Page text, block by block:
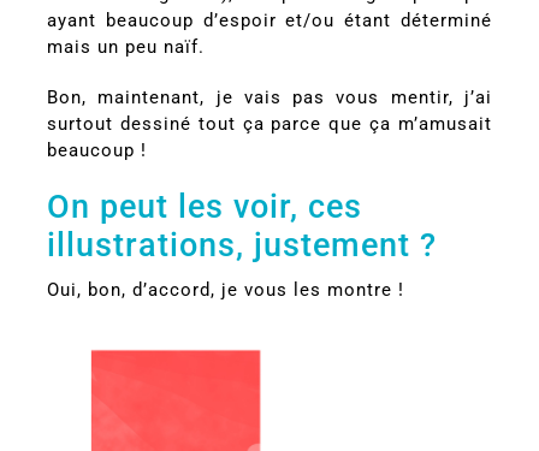
ayant beaucoup d’espoir et/ou étant déterminé
mais un peu naïf.
Bon, maintenant, je vais pas vous mentir, j’ai
surtout dessiné tout ça parce que ça m’amusait
beaucoup !
On peut les voir, ces
illustrations, justement ?
Oui, bon, d’accord, je vous les montre !